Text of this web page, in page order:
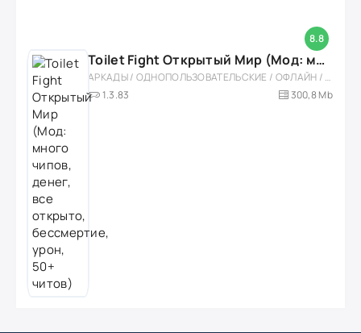
8.8
Toilet Fight Открытый Мир (Мод: много чипов, денег, все открыто, бессмертие, урон, 50+ читов)
АРКАДЫ / ОДНОПОЛЬЗОВАТЕЛЬСКИЕ / ОФЛАЙН / МОД / РОЛЕВЫЕ / ШУТЕРЫ / ОТКРЫТЫЙ МИР / ВСТРОЕННЫЙ КЕШ / 3D / ЭКШЕНЫ / ТУАЛЕТНЫЕ ВОЙНЫ / ДЛЯ ДЕТЕЙ
1.3.83
300,8 Mb